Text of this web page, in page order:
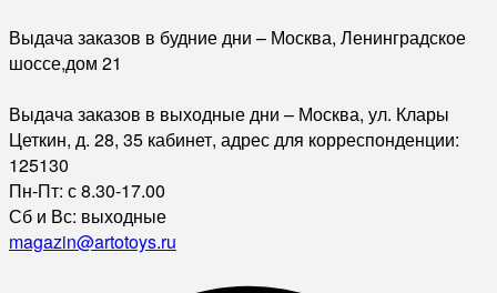
Выдача заказов в будние дни – Москва, Ленинградское
шоссе,дом 21
Выдача заказов в выходные дни – Москва, ул. Клары
Цеткин, д. 28, 35 кабинет, адрес для корреспонденции:
125130
Пн-Пт: с 8.30-17.00
Сб и Вс: выходные
magazin@artotoys.ru